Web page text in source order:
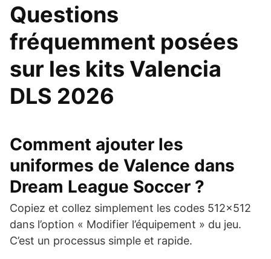
Questions
fréquemment posées
sur les kits Valencia
DLS 2026
Comment ajouter les
uniformes de Valence dans
Dream League Soccer ?
Copiez et collez simplement les codes 512×512
dans l’option « Modifier l’équipement » du jeu.
C’est un processus simple et rapide.